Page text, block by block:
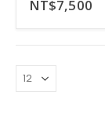
NT$7,500